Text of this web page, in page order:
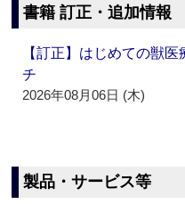
書籍 訂正・追加情報
【訂正】はじめての獣
チ
2026年08月06日 (木)
製品・サービス等